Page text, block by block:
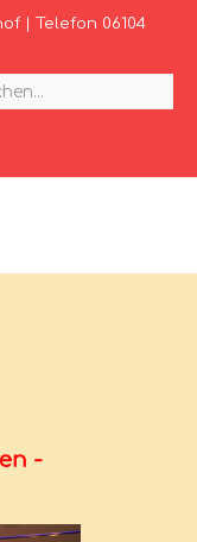
| Telefon 06104
-